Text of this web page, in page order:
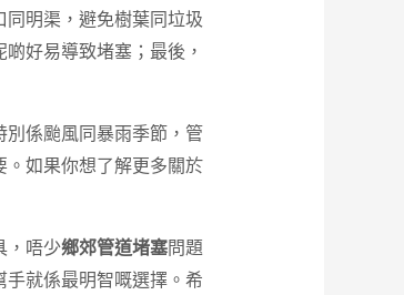
明渠，避免樹葉同垃圾
好易導致堵塞；最後，
別係颱風同暴雨季節，管
如果你想了解更多關於
，唔少鄉郊管道堵塞問題
就係最明智嘅選擇。希